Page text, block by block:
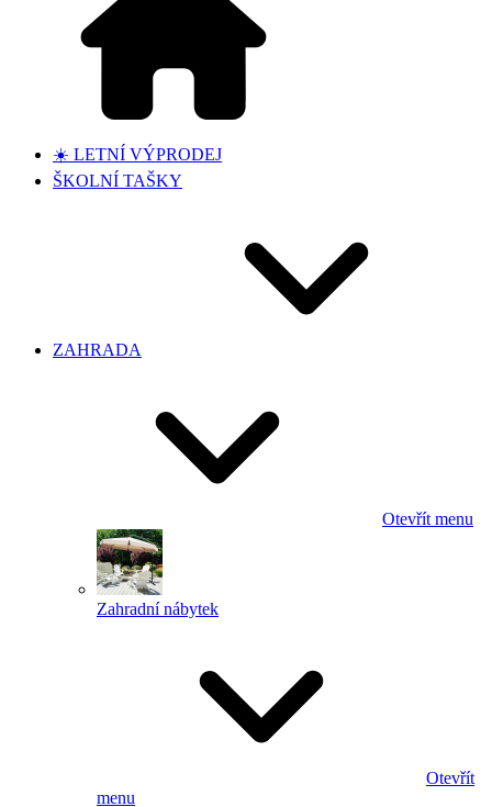
☀️ LETNÍ VÝPRODEJ
ŠKOLNÍ TAŠKY
ZAHRADA
Otevřít menu
Zahradní nábytek
Otevřít
menu